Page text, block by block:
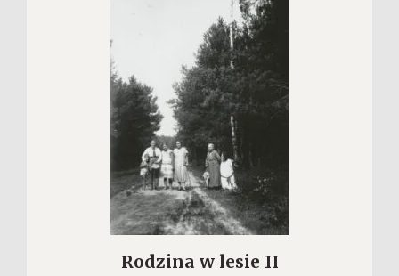
Rodzina w lesie II